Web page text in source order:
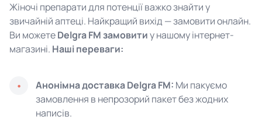
Жіночі препарати для потенції важко знайти у
звичайній аптеці. Найкращий вихід — замовити онлайн.
Ви можетеDelgra FM замовитиу нашому інтернет-
магазині. Наші переваги:
Анонімна доставка Delgra FM: Ми пакуємо
замовлення в непрозорий пакет без жодних
написів.